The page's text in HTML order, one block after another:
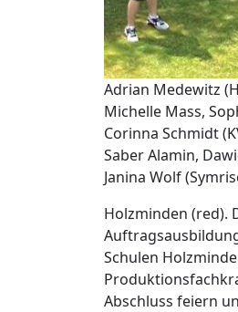
Adrian Medewitz
Michelle Mass,
Corinna Schmidt
Saber Alamin,
Janina Wolf
Holzminden (red).
Schulen
Abschluss feiern